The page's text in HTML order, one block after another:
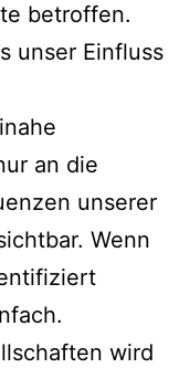
betroffen.
unser Einfluss
an die
unserer
Wenn
wird